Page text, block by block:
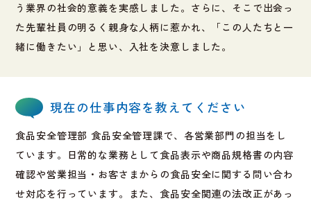
う業界の社会的意義を実感しました。さらに、そこで出会っ
た先輩社員の明るく親身な人柄に惹かれ、「この人たちと一
緒に働きたい」と思い、入社を決意しました。
現在の仕事内容を教えてください
食品安全管理部 食品安全管理課で、各営業部門の担当をし
ています。日常的な業務として食品表示や商品規格書の内容
確認や営業担当・お客さまからの食品安全に関する問い合わ
せ対応を行っています。また、食品安全関連の法改正があっ